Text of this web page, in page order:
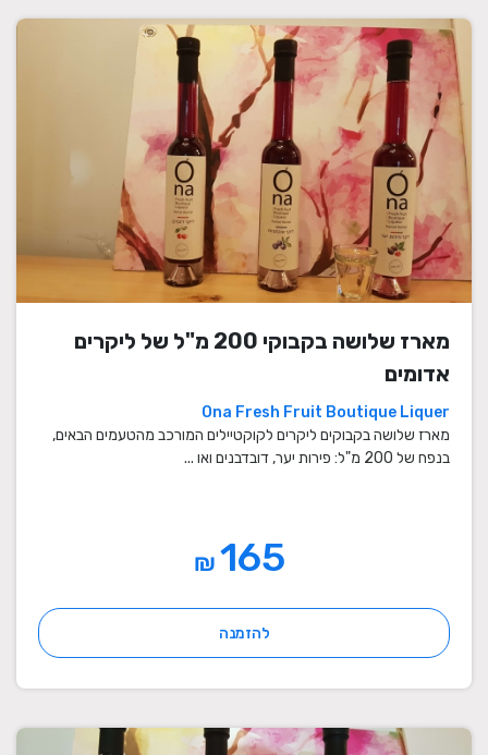
מארז שלושה בקבוקי 200 מ"ל של ליקרים
אדומים‎
Ona Fresh Fruit Boutique Liquer
מארז שלושה בקבוקים ליקרים לקוקטיילים המורכב מהטעמים הבאים,
בנפח של 200 מ"ל: פירות יער, דובדבנים ואו ...
₪
להזמנה